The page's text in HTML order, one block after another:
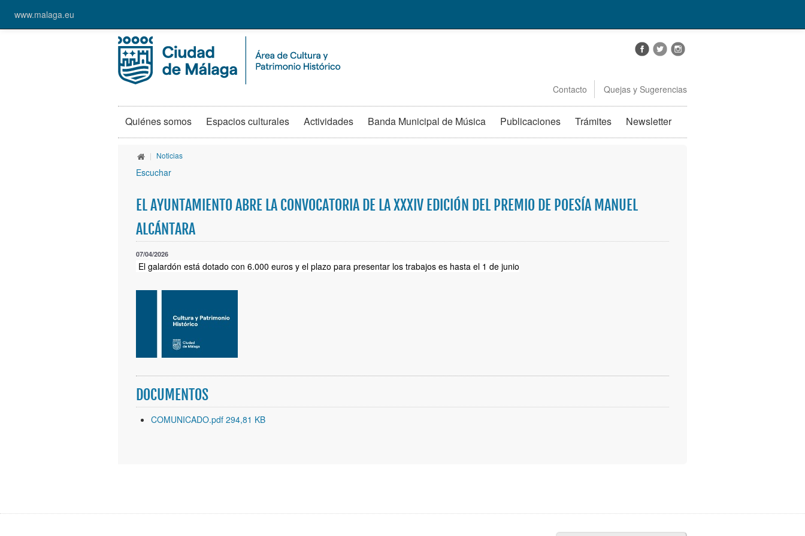
www.malaga.eu
Contacto Quejas y Sugerencias
Quiénes somos Espacios culturales Actividades Banda Municipal de Música Publicaciones Trámites Newsletter
| Noticias
Escuchar
EL AYUNTAMIENTO ABRE LA CONVOCATORIA DE LA XXXIV EDICIÓN DEL PREMIO DE POESÍA MANUEL
ALCÁNTARA
07/04/2026
El galardón está dotado con 6.000 euros y el plazo para presentar los trabajos es hasta el 1 de junio
DOCUMENTOS
COMUNICADO.pdf 294,81 KB